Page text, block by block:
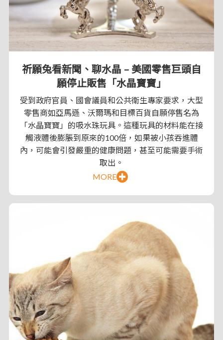
祈願兔看新聞、聊水晶 – 美國零售巨頭自
願停止販售「水晶寶寶」
受到政府官員、國會議員和公共衛生專家要求，大型
零售商如亞馬遜、沃爾瑪和目標百貨自願停售名為
「水晶寶寶」的吸水珠玩具。這種玩具的材料能在接
觸液體後膨脹到原來的100倍，如果被小孩吞進體
內，可能會引發嚴重的健康問題，甚至可能需要手術
取出。